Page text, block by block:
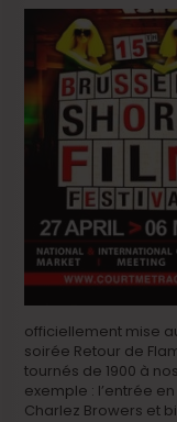
officiellement mise
soirée Retour de
tournés de 1900 à
exemple : l’entrée
Charlez Browers et